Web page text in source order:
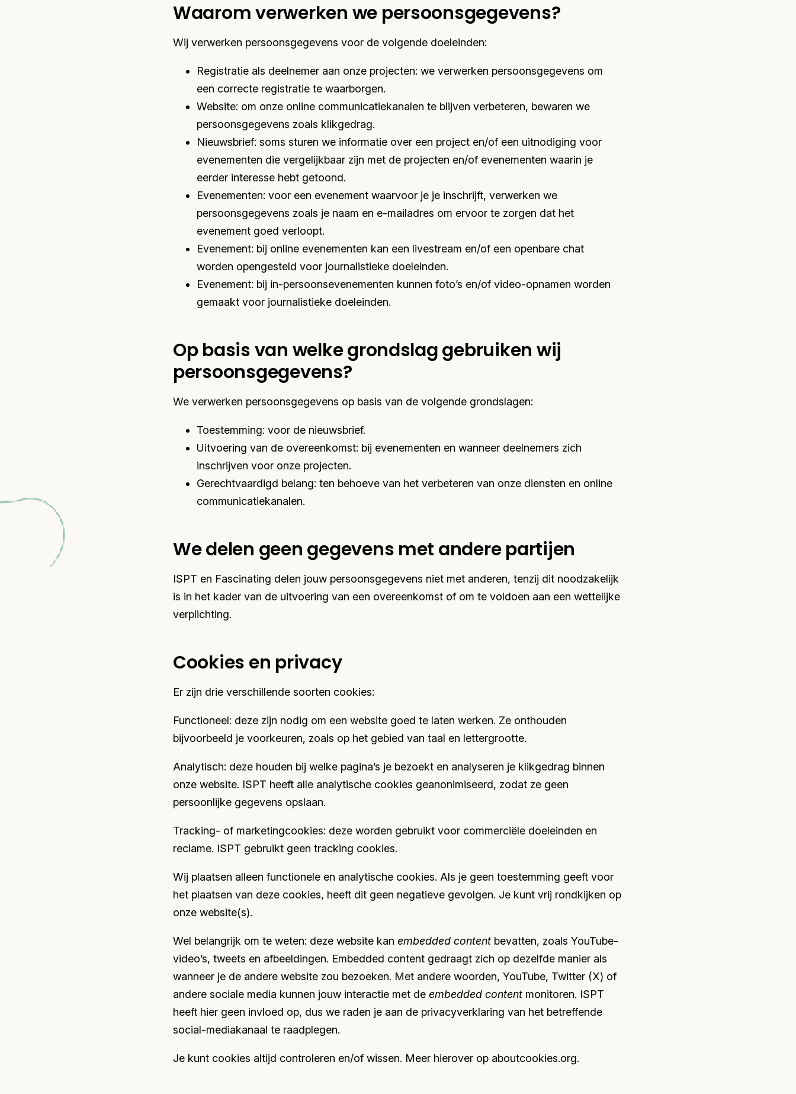
Waarom verwerken we persoonsgegevens?
Wij verwerken persoonsgegevens voor de volgende doeleinden:
Registratie als deelnemer aan onze projecten: we verwerken persoonsgegevens om
een correcte registratie te waarborgen.
Website: om onze online communicatiekanalen te blijven verbeteren, bewaren we
persoonsgegevens zoals klikgedrag.
Nieuwsbrief: soms sturen we informatie over een project en/of een uitnodiging voor
evenementen die vergelijkbaar zijn met de projecten en/of evenementen waarin je
eerder interesse hebt getoond.
Evenementen: voor een evenement waarvoor je je inschrijft, verwerken we
persoonsgegevens zoals je naam en e-mailadres om ervoor te zorgen dat het
evenement goed verloopt.
Evenement: bij online evenementen kan een livestream en/of een openbare chat
worden opengesteld voor journalistieke doeleinden.
Evenement: bij in-persoonsevenementen kunnen foto’s en/of video-opnamen worden
gemaakt voor journalistieke doeleinden.
Op basis van welke grondslag gebruiken wij
persoonsgegevens?
We verwerken persoonsgegevens op basis van de volgende grondslagen:
Toestemming: voor de nieuwsbrief.
Uitvoering van de overeenkomst: bij evenementen en wanneer deelnemers zich
inschrijven voor onze projecten.
Gerechtvaardigd belang: ten behoeve van het verbeteren van onze diensten en online
communicatiekanalen.
We delen geen gegevens met andere partijen
ISPT en Fascinating delen jouw persoonsgegevens niet met anderen, tenzij dit noodzakelijk
is in het kader van de uitvoering van een overeenkomst of om te voldoen aan een wettelijke
verplichting.
Cookies en privacy
Er zijn drie verschillende soorten cookies:
Functioneel: deze zijn nodig om een website goed te laten werken. Ze onthouden
bijvoorbeeld je voorkeuren, zoals op het gebied van taal en lettergrootte.
Analytisch: deze houden bij welke pagina’s je bezoekt en analyseren je klikgedrag binnen
onze website. ISPT heeft alle analytische cookies geanonimiseerd, zodat ze geen
persoonlijke gegevens opslaan.
Tracking- of marketingcookies: deze worden gebruikt voor commerciële doeleinden en
reclame. ISPT gebruikt geen tracking cookies.
Wij plaatsen alleen functionele en analytische cookies. Als je geen toestemming geeft voor
het plaatsen van deze cookies, heeft dit geen negatieve gevolgen. Je kunt vrij rondkijken op
onze website(s).
Wel belangrijk om te weten: deze website kan embedded content bevatten, zoals YouTube-
video’s, tweets en afbeeldingen. Embedded content gedraagt zich op dezelfde manier als
wanneer je de andere website zou bezoeken. Met andere woorden, YouTube, Twitter (X) of
andere sociale media kunnen jouw interactie met de embedded content monitoren. ISPT
heeft hier geen invloed op, dus we raden je aan de privacyverklaring van het betreffende
social-mediakanaal te raadplegen.
Je kunt cookies altijd controleren en/of wissen. Meer hierover op aboutcookies.org.